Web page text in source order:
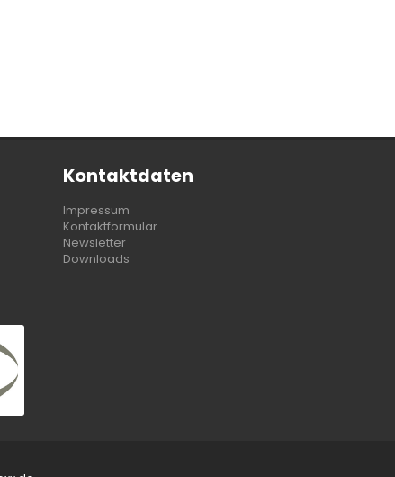
Kontaktdaten
Impressum
Kontaktformular
Newsletter
Downloads